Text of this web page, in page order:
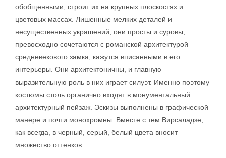
обобщенными, строит их на крупных плоскостях и
цветовых массах. Лишенные мелких деталей и
несущественных украшений, они просты и суровы,
превосходно сочетаются с романской архитектурой
средневекового замка, кажутся вписанными в его
интерьеры. Они архитектоничны, и главную
выразительную роль в них играет силуэт. Именно поэтому
костюмы столь органично входят в монументальный
архитектурный пейзаж. Эскизы выполнены в графической
манере и почти монохромны. Вместе с тем Вирсаладзе,
как всегда, в черный, серый, белый цвета вносит
множество оттенков.